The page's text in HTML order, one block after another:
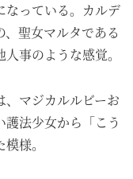
なっている。カルデ
聖女マルタである
事のような感覚。
マジカルルビーお
法少女から「こう
様。